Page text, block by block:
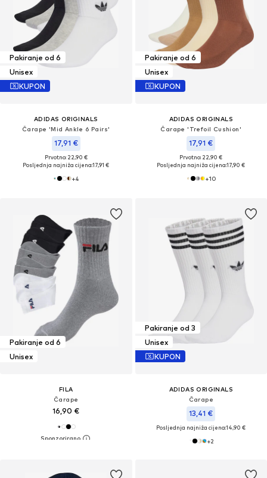
Pakiranje od 6
Unisex
KUPON
ADIDAS ORIGINALS
Čarape 'Mid Ankle 6 Pairs'
17,91 €
Prvotno: 22,90 €
Posljednja najniža cijena:17,91 €
+4
Pakiranje od 6
Unisex
KUPON
ADIDAS ORIGINALS
Čarape 'Trefoil Cushion'
17,91 €
Prvotno: 22,90 €
Posljednja najniža cijena:17,90 €
+10
Pakiranje od 6
Unisex
FILA
Čarape
16,90 €
Pakiranje od 3
Unisex
KUPON
ADIDAS ORIGINALS
Čarape
13,41 €
Posljednja najniža cijena:14,90 €
+2